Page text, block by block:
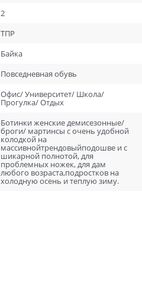
2
ТПР
Байка
Повседневная обувь
Офис/ Университет/ Школа/
Прогулка/ Отдых
Ботинки женские демисезонные/
броги/ мартинсы с очень удобной
колодкой на
массивнойтрендовыйподошве и с
шикарной полнотой, для
проблемных ножек, для дам
любого возраста,подростков на
холодную осень и теплую зиму.